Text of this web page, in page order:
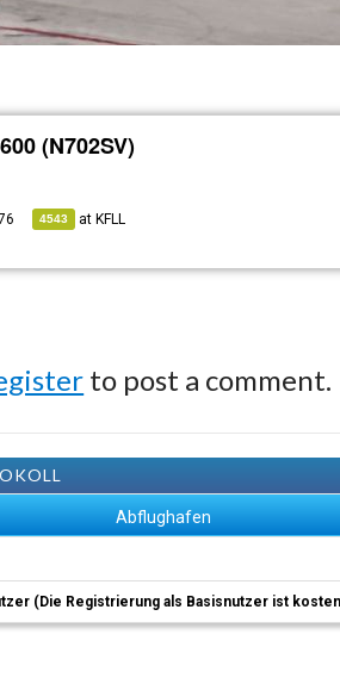
(N702SV)
4543 at KFLL
to post a comment.
Abflughafen
(Die Registrierung als Basisnutzer ist